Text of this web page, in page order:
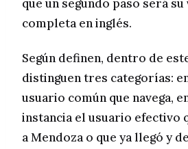
que un segundo paso será
completa en inglés.
Según definen, dentro de
distinguen tres categorías:
usuario común que navega,
instancia el usuario efectivo
a Mendoza o que ya llegó y